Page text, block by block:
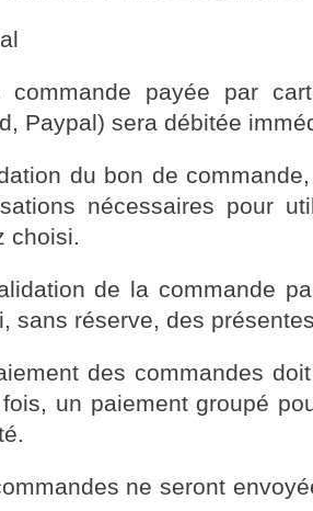
payée par
Paypal) sera débitée
du bon de
nécessaires pour
choisi.
de la commande
sans réserve, des
des commandes
un paiement groupé
ne seront